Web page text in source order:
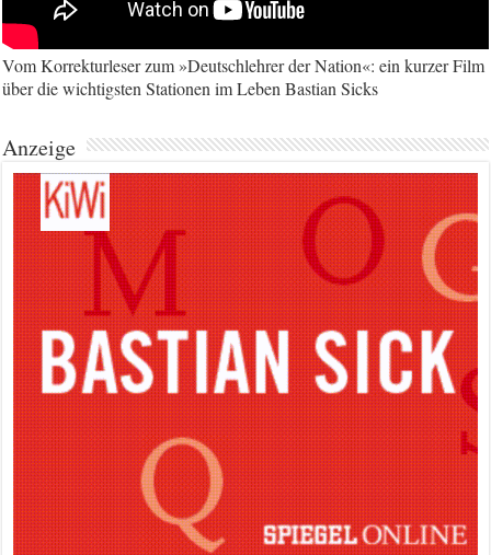
Vom Korrekturleser zum »Deutschlehrer der Nation«: ein kurzer Film
über die wichtigsten Stationen im Leben Bastian Sicks
Anzeige